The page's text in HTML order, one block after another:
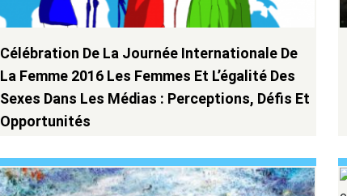
Célébration De La Journée Internationale De
La Femme 2016 Les Femmes Et L’égalité Des
Sexes Dans Les Médias : Perceptions, Défis Et
Opportunités